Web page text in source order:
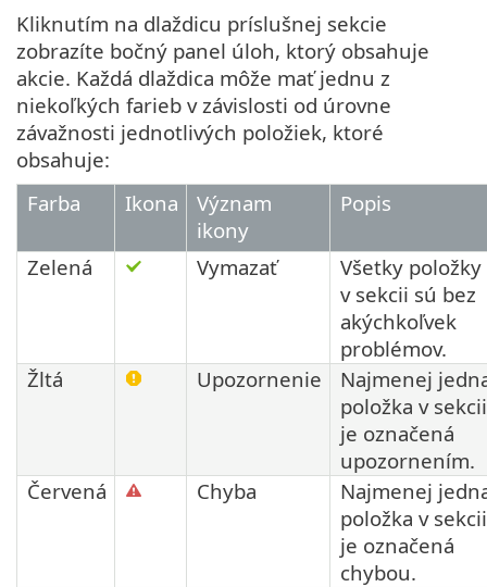
Kliknutím na dlaždicu príslušnej sekcie
zobrazíte bočný panel úloh, ktorý obsahuje
akcie. Každá dlaždica môže mať jednu z
niekoľkých farieb v závislosti od úrovne
závažnosti jednotlivých položiek, ktoré
obsahuje:
Farba
Ikona
Význam
ikony
Popis
Zelená Vymazať
Všetky položky
v sekcii sú bez
akýchkoľvek
problémov.
Žltá
Upozornenie
Najmenej
položka v sekcii
je označená
upozornením.
Červená
Chyba
Najmenej
položka v sekcii
je označená
chybou.